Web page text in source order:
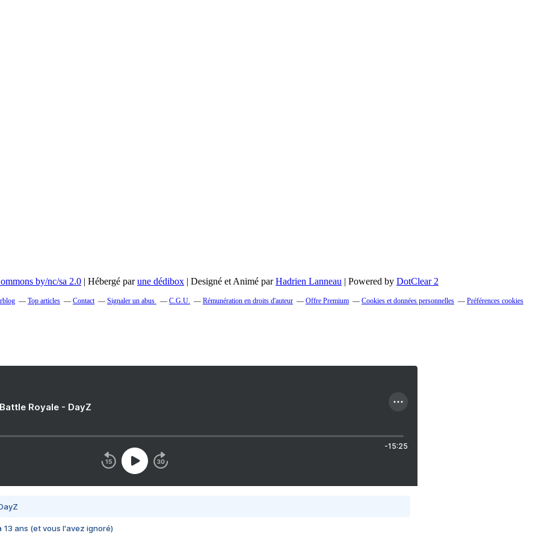
by/nc/sa 2.0 | Hébergé parune dédibox | Designé et Animé parHadrien Lanneau | Powered by DotClear 2
Top articles Contact Signaler un abus C.G.U. Rémunération en droits d'auteur Offre Premium Cookies et données personnelles Préférences cookies
Royale - DayZ
-15:25
13 ans (et vous l'avez ignoré)